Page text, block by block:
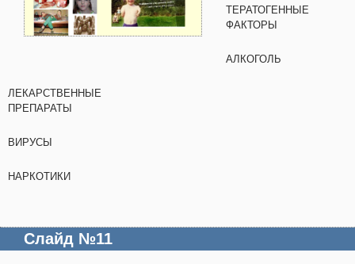
ТЕРАТОГЕННЫЕ
ФАКТОРЫ
АЛКОГОЛЬ
ЛЕКАРСТВЕННЫЕ
ПРЕПАРАТЫ
ВИРУСЫ
НАРКОТИКИ
Слайд №11